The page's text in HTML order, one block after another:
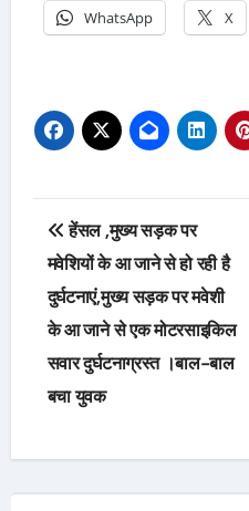
WhatsApp X
Post
navigation
हेंसल ,मुख्य सड़क पर
मवेशियों के आ जाने से हो रही है
दुर्घटनाएं,मुख्य सड़क पर मवेशी
के आ जाने से एक मोटरसाइकिल
सवार दुर्घटनाग्रस्त ।बाल-बाल
बचा युवक